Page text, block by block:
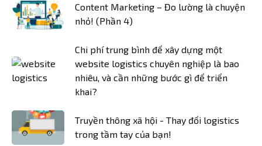
Content Marketing – Đo lường là chuyện
nhỏ! (Phần 4)
Chi phí trung bình để xây dựng một
website logistics chuyên nghiệp là bao
nhiêu, và cần những bước gì để triển
khai?
Truyền thông xã hội - Thay đổi logistics
trong tầm tay của bạn!